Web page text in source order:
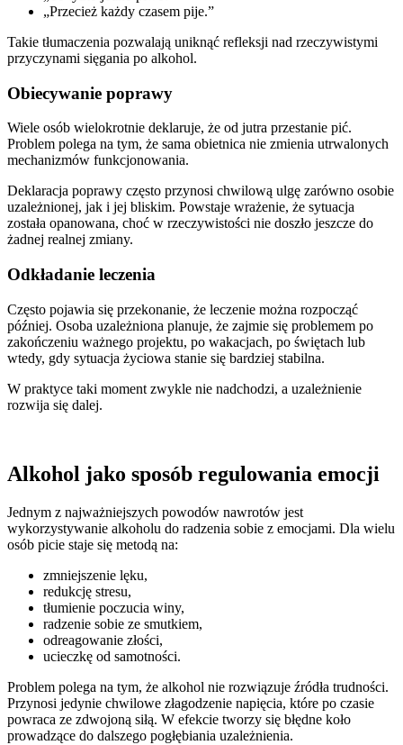
„Przecież każdy czasem pije.”
Takie tłumaczenia pozwalają uniknąć refleksji nad rzeczywistymi
przyczynami sięgania po alkohol.
Obiecywanie poprawy
Wiele osób wielokrotnie deklaruje, że od jutra przestanie pić.
Problem polega na tym, że sama obietnica nie zmienia utrwalonych
mechanizmów funkcjonowania.
Deklaracja poprawy często przynosi chwilową ulgę zarówno osobie
uzależnionej, jak i jej bliskim. Powstaje wrażenie, że sytuacja
została opanowana, choć w rzeczywistości nie doszło jeszcze do
żadnej realnej zmiany.
Odkładanie leczenia
Często pojawia się przekonanie, że leczenie można rozpocząć
później. Osoba uzależniona planuje, że zajmie się problemem po
zakończeniu ważnego projektu, po wakacjach, po świętach lub
wtedy, gdy sytuacja życiowa stanie się bardziej stabilna.
W praktyce taki moment zwykle nie nadchodzi, a uzależnienie
rozwija się dalej.
Alkohol jako sposób regulowania emocji
Jednym z najważniejszych powodów nawrotów jest
wykorzystywanie alkoholu do radzenia sobie z emocjami. Dla wielu
osób picie staje się metodą na:
zmniejszenie lęku,
redukcję stresu,
tłumienie poczucia winy,
radzenie sobie ze smutkiem,
odreagowanie złości,
ucieczkę od samotności.
Problem polega na tym, że alkohol nie rozwiązuje źródła trudności.
Przynosi jedynie chwilowe złagodzenie napięcia, które po czasie
powraca ze zdwojoną siłą. W efekcie tworzy się błędne koło
prowadzące do dalszego pogłębiania uzależnienia.